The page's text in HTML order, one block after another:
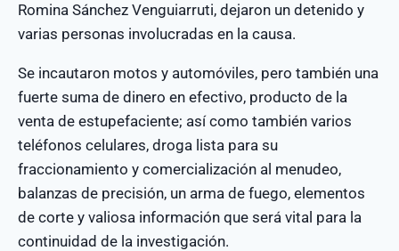
Romina Sánchez Venguiarruti, dejaron un detenido y
varias personas involucradas en la causa.
Se incautaron motos y automóviles, pero también una
fuerte suma de dinero en efectivo, producto de la
venta de estupefaciente; así como también varios
teléfonos celulares, droga lista para su
fraccionamiento y comercialización al menudeo,
balanzas de precisión, un arma de fuego, elementos
de corte y valiosa información que será vital para la
continuidad de la investigación.